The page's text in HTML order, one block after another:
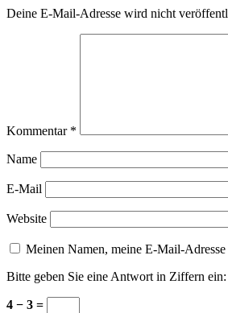
Deine E-Mail-Adresse wird nicht
Kommentar *
Name
E-Mail
Website
Meinen Namen, meine E-Mail-
Bitte geben Sie eine Antwort in Ziffern ein:
4 − 3 =